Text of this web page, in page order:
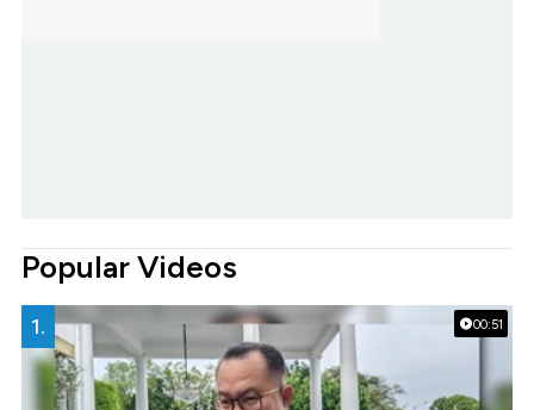
Popular Videos
00:51
1.